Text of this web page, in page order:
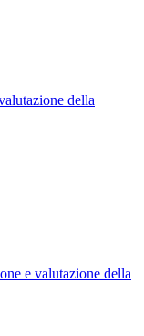
della
e valutazione della